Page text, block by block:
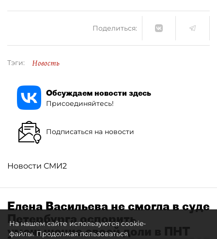
Поделиться:
Тэги: Новость
Обсуждаем новости здесь
Присоединяйтесь!
Подписаться на новости
Новости СМИ2
Елена Васильева не смогла в суде
Петербурга оспорить
уменьшение своей доли в ПНТ
На нашем сайте используются cookie-
файлы. Продолжая пользоваться